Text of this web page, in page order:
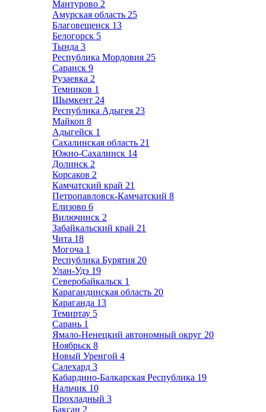
Мантурово 2
Амурская область 25
Благовещенск 13
Белогорск 5
Тында 3
Республика Мордовия 25
Саранск 9
Рузаевка 2
Темников 1
Шымкент 24
Республика Адыгея 23
Майкоп 8
Адыгейск 1
Сахалинская область 21
Южно-Сахалинск 14
Долинск 2
Корсаков 2
Камчатский край 21
Петропавловск-Камчатский 8
Елизово 6
Вилючинск 2
Забайкальский край 21
Чита 18
Могоча 1
Республика Бурятия 20
Улан-Удэ 19
Северобайкальск 1
Карагандинская область 20
Караганда 13
Темиртау 5
Сарань 1
Ямало-Ненецкий автономный округ 20
Ноябрьск 8
Новый Уренгой 4
Салехард 3
Кабардино-Балкарская Республика 19
Нальчик 10
Прохладный 3
Баксан 2